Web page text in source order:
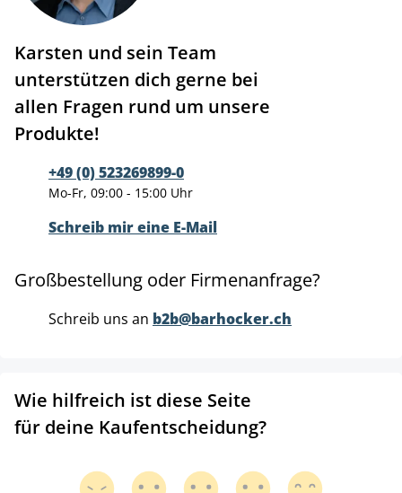
Karsten und sein Team
unterstützen dich gerne bei
allen Fragen rund um unsere
Produkte!
+49 (0) 523269899-0
Mo-Fr, 09:00 - 15:00 Uhr
Schreib mir eine E-Mail
Großbestellung oder Firmenanfrage?
Schreib uns an b2b@barhocker.ch
Wie hilfreich ist diese Seite
für deine Kaufentscheidung?